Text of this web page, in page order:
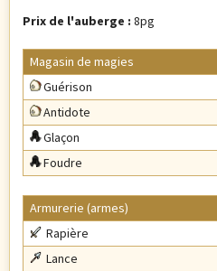
Prix de l'auberge : 8pg
Magasin de magies
Guérison
Antidote
Glaçon
Foudre
Armurerie (armes)
Rapière
Lance